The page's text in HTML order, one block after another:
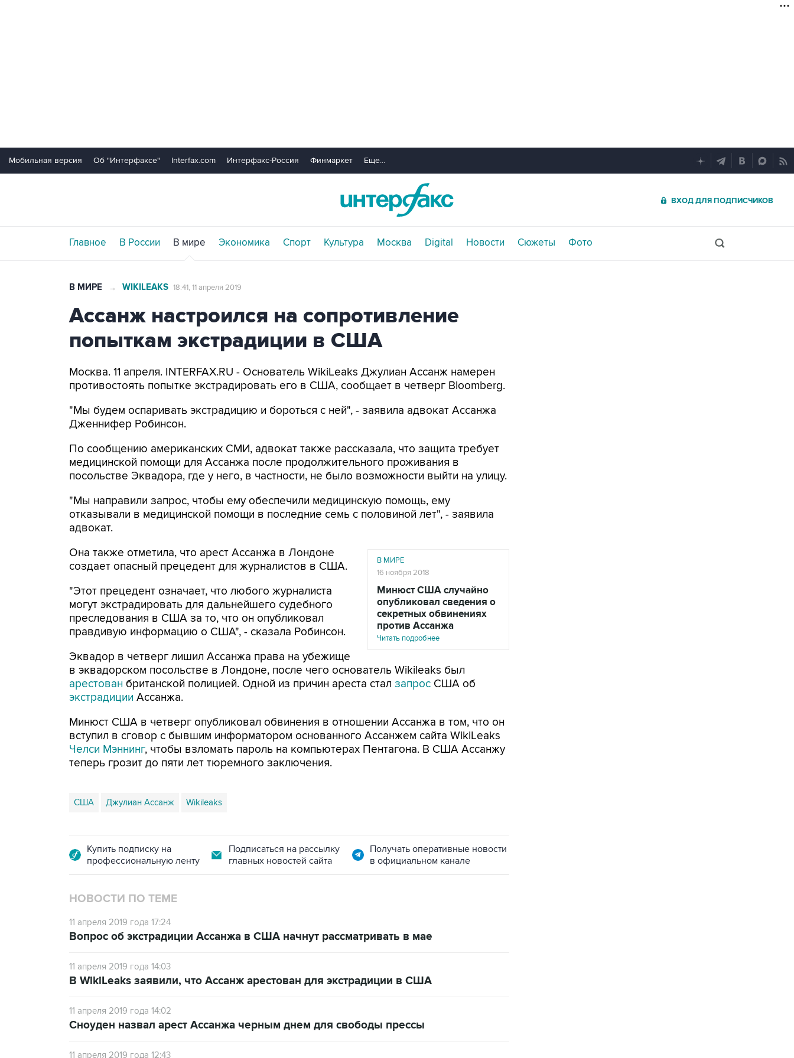
Мобильная версия Об "Интерфаксе" Interfax.com Интерфакс-Россия Финмаркет Еще...
ВХОД ДЛЯ ПОДПИСЧИКОВ
Главное В России В мире Экономика Спорт Культура Москва Digital Новости Сюжеты Фото
В МИРЕ → WIKILEAKS 18:41, 11 апреля 2019
Ассанж настроился на сопротивление
попыткам экстрадиции в США
Москва. 11 апреля. INTERFAX.RU - Основатель WikiLeaks Джулиан Ассанж намерен
противостоять попытке экстрадировать его в США, сообщает в четверг Bloomberg.
"Мы будем оспаривать экстрадицию и бороться с ней", - заявила адвокат Ассанжа
Дженнифер Робинсон.
По сообщению американских СМИ, адвокат также рассказала, что защита требует
медицинской помощи для Ассанжа после продолжительного проживания в
посольстве Эквадора, где у него, в частности, не было возможности выйти на улицу.
"Мы направили запрос, чтобы ему обеспечили медицинскую помощь, ему
отказывали в медицинской помощи в последние семь с половиной лет", - заявила
адвокат.
В МИРЕ
16 ноября 2018
Минюст США случайно
опубликовал сведения о
секретных обвинениях
против Ассанжа
Читать подробнее
Она также отметила, что арест Ассанжа в Лондоне
создает опасный прецедент для журналистов в США.
"Этот прецедент означает, что любого журналиста
могут экстрадировать для дальнейшего судебного
преследования в США за то, что он опубликовал
правдивую информацию о США", - сказала Робинсон.
Эквадор в четверг лишил Ассанжа права на убежище
в эквадорском посольстве в Лондоне, после чего основатель Wikileaks был
арестован британской полицией. Одной из причин ареста стал запрос США об
экстрадиции Ассанжа.
Минюст США в четверг опубликовал обвинения в отношении Ассанжа в том, что он
вступил в сговор с бывшим информатором основанного Ассанжем сайта WikiLeaks
Челси Мэннинг, чтобы взломать пароль на компьютерах Пентагона. В США Ассанжу
теперь грозит до пяти лет тюремного заключения.
США Джулиан Ассанж Wikileaks
Купить подписку на
профессиональную ленту
Подписаться на рассылку
главных новостей сайта
Получать оперативные новости
в официальном канале
НОВОСТИ ПО ТЕМЕ
11 апреля 2019 года 17:24
Вопрос об экстрадиции Ассанжа в США начнут рассматривать в мае
11 апреля 2019 года 14:03
В WikiLeaks заявили, что Ассанж арестован для экстрадиции в США
11 апреля 2019 года 14:02
Сноуден назвал арест Ассанжа черным днем для свободы прессы
11 апреля 2019 года 12:43